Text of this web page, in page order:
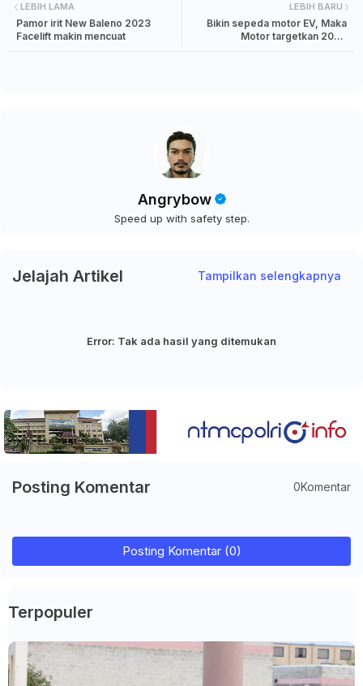
LEBIH BARU
Bikin sepeda motor EV, Maka
Motor targetkan 2024
LEBIH LAMA
Pamor irit New Baleno 2023
Facelift makin mencuat
Angrybow
Speed up with safety step.
Jelajah Artikel Tampilkan selengkapnya
Error: Tak ada hasil yang ditemukan
Posting Komentar 0Komentar
Posting Komentar (0)
Terpopuler